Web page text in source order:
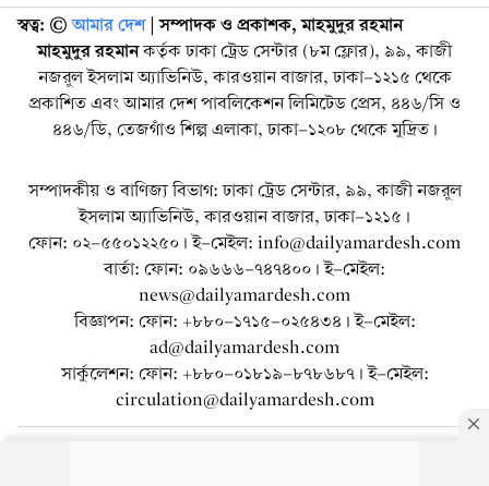
স্বত্ব: ©️ আমার দেশ| সম্পাদক ও প্রকাশক, মাহমুদুর রহমান
মাহমুদুর রহমানকর্তৃক ঢাকা ট্রেড সেন্টার (৮ম ফ্লোর), ৯৯, কাজী
নজরুল ইসলাম অ্যাভিনিউ, কারওয়ান বাজার, ঢাকা-১২১৫ থেকে
প্রকাশিত এবং আমার দেশ পাবলিকেশন লিমিটেড প্রেস, ৪৪৬/সি ও
৪৪৬/ডি, তেজগাঁও শিল্প এলাকা, ঢাকা-১২০৮ থেকে মুদ্রিত।
সম্পাদকীয় ও বাণিজ্য বিভাগ: ঢাকা ট্রেড সেন্টার, ৯৯, কাজী নজরুল
ইসলাম অ্যাভিনিউ, কারওয়ান বাজার, ঢাকা-১২১৫।
ফোন: ০২-৫৫০১২২৫০। ই-মেইল: info@dailyamardesh.com
বার্তা: ফোন: ০৯৬৬৬-৭৪৭৪০০। ই-মেইল:
news@dailyamardesh.com
বিজ্ঞাপন: ফোন: +৮৮০-১৭১৫-০২৫৪৩৪ । ই-মেইল:
ad@dailyamardesh.com
সার্কুলেশন: ফোন: +৮৮০-০১৮১৯-৮৭৮৬৮৭ । ই-মেইল:
circulation@dailyamardesh.com